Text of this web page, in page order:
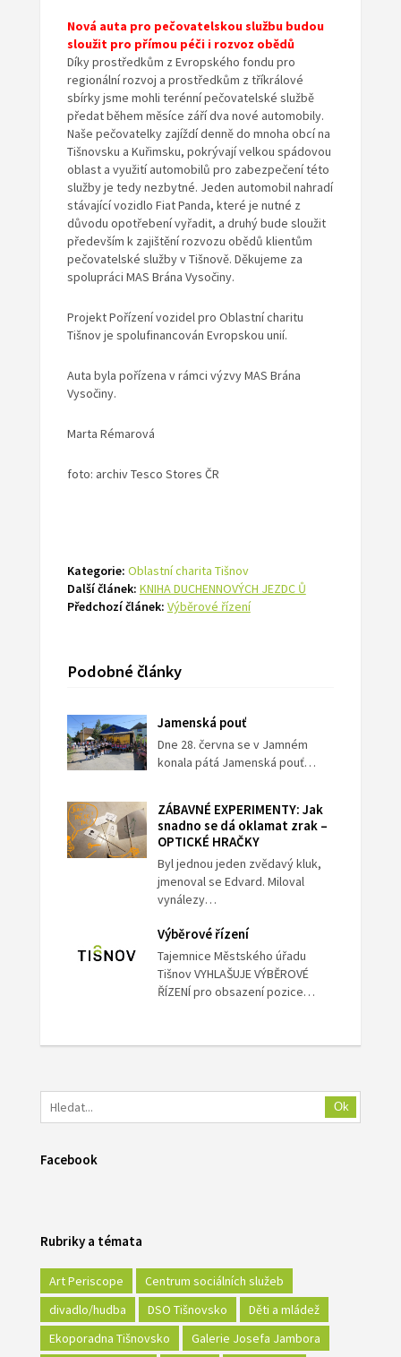
Nová auta pro pečovatelskou službu budou
sloužit pro přímou péči i rozvoz obědů
Díky prostředkům z Evropského fondu pro
regionální rozvoj a prostředkům z tříkrálové
sbírky jsme mohli terénní pečovatelské službě
předat během měsíce září dva nové automobily.
Naše pečovatelky zajíždí denně do mnoha obcí na
Tišnovsku a Kuřimsku, pokrývají velkou spádovou
oblast a využití automobilů pro zabezpečení této
služby je tedy nezbytné. Jeden automobil nahradí
stávající vozidlo Fiat Panda, které je nutné z
důvodu opotřebení vyřadit, a druhý bude sloužit
především k zajištění rozvozu obědů klientům
pečovatelské služby v Tišnově. Děkujeme za
spolupráci MAS Brána Vysočiny.
Projekt Pořízení vozidel pro Oblastní charitu
Tišnov je spolufinancován Evropskou unií.
Auta byla pořízena v rámci výzvy MAS Brána
Vysočiny.
Marta Rémarová
foto: archiv Tesco Stores ČR
Kategorie: Oblastní charita Tišnov
Další článek: KNIHA DUCHENNOVÝCH JEZDC Ů
Předchozí článek: Výběrové řízení
Podobné články
Jamenská pouť
Dne 28. června se v Jamném
konala pátá Jamenská pouť…
ZÁBAVNÉ EXPERIMENTY: Jak
snadno se dá oklamat zrak –
OPTICKÉ HRAČKY
Byl jednou jeden zvědavý kluk,
jmenoval se Edvard. Miloval
vynálezy…
Výběrové řízení
Tajemnice Městského úřadu
Tišnov VYHLAŠUJE VÝBĚROVÉ
ŘÍZENÍ pro obsazení pozice…
Ok
Facebook
Rubriky a témata
Art Periscope
Centrum sociálních služeb
divadlo/hudba
DSO Tišnovsko
Děti a mládež
Ekoporadna Tišnovsko
Galerie Josefa Jambora